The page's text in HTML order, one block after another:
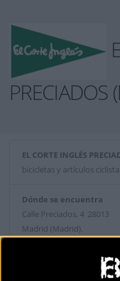
PRECIADOS
EL CORTE INGLÉS
bicicletas y artículos
Dónde se encuentra
Calle Preciados, 4 28013
Madrid (Madrid).
Contactar con la tienda